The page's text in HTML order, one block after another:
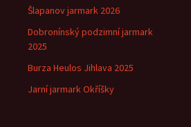
Šlapanov jarmark 2026
Dobronínský podzimní jarmark
2025
Burza Heulos Jihlava 2025
Jarní jarmark Okříšky